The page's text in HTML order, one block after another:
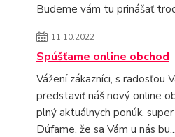
Budeme vám tu prinášať
11.10.2022
Spúšťame online obchod
Vážení zákazníci, s radosťou
predstaviť náš nový online
plný aktuálnych ponúk, super
Dúfame, že sa Vám u nás bu...